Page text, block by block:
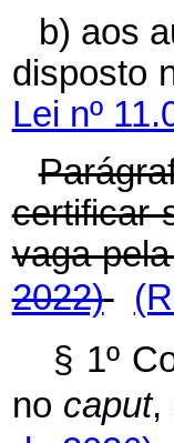
b) aos
disposto
Lei nº
vaga
2022)
§ 1º
no caput,